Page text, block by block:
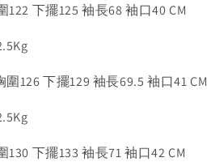
122 下擺125 袖長68 袖口40 CM
圍126 下擺129 袖長69.5 袖口41 CM
130 下擺133 袖長71 袖口42 CM